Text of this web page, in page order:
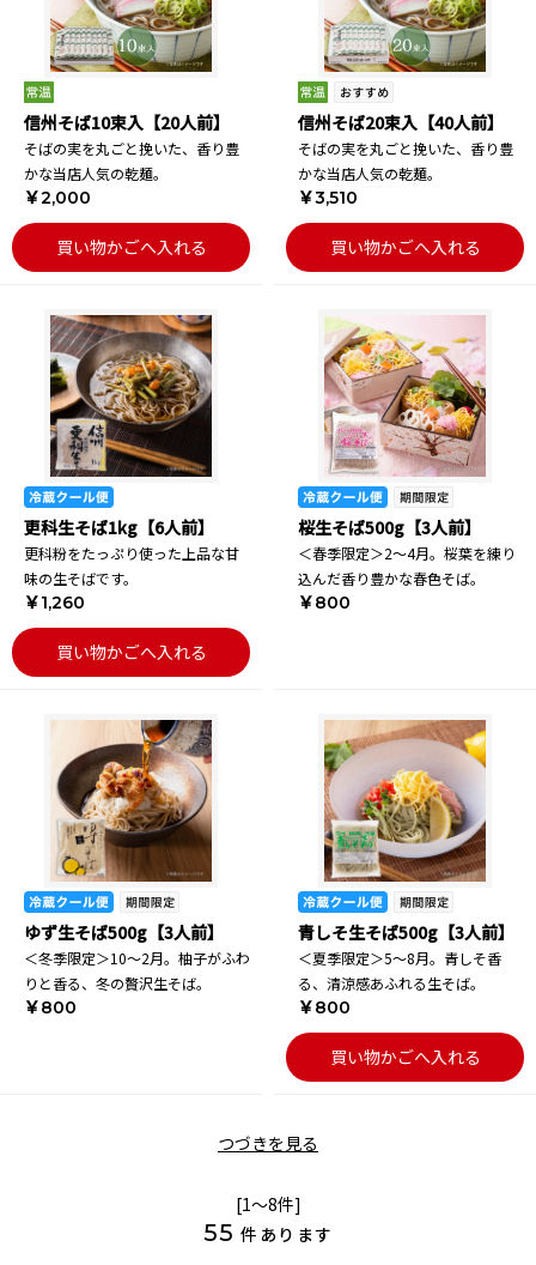
信州そば10束入【20人前】
そばの実を丸ごと挽いた、香り豊
かな当店人気の乾麺。
￥2,000
買い物かごへ入れる
信州そば20束入【40人前】
そばの実を丸ごと挽いた、香り豊
かな当店人気の乾麺。
￥3,510
買い物かごへ入れる
更科生そば1kg【6人前】
更科粉をたっぷり使った上品な甘
味の生そばです。
￥1,260
買い物かごへ入れる
桜生そば500g【3人前】
＜春季限定＞2～4月。桜葉を練り
込んだ香り豊かな春色そば。
￥800
ゆず生そば500g【3人前】
＜冬季限定＞10～2月。柚子がふわ
りと香る、冬の贅沢生そば。
￥800
青しそ生そば500g【3人前】
＜夏季限定＞5～8月。青しそ香
る、清涼感あふれる生そば。
￥800
買い物かごへ入れる
つづきを見る
[1～8件]
55 件あります